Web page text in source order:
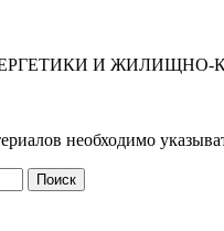
И
необходимо